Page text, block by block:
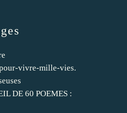
vivre-mille-vies.
DE 60 POEMES :